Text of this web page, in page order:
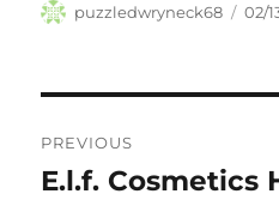
Author
puzzledwryneck68 02/
pos
PREVIOUS
Previous
E.l.f. Cosmetics